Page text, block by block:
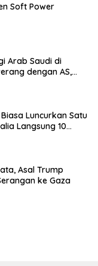
Soft Power
Arab Saudi di
dengan AS,
Luncurkan Satu
Langsung 10
Asal Trump
ke Gaza